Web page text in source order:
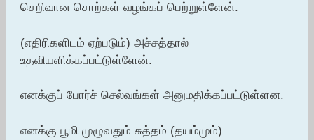
செறிவான சொற்கள் வழங்கப் பெற்றுள்ளேன்.
(எதிரிகளிடம் ஏற்படும்) அச்சத்தால்
உதவியளிக்கப்பட்டுள்ளேன்.
எனக்குப் போர்ச் செல்வங்கள் அனுமதிக்கப்பட்டுள்ளன.
எனக்கு பூமி முழுவதும் சுத்தம் (தயம்மும்)